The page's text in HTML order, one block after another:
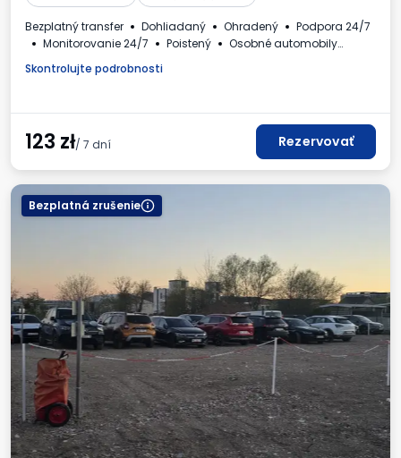
Bezplatný transfer Dohliadaný Ohradený
Podpora 24/7
Monitorovanie 24/7
Poistený
Osobné automobily
Skontrolujte podrobnosti
123 zł/ 7 dní Rezervovať
Bezplatná zrušenie